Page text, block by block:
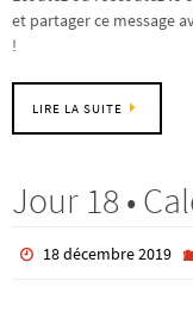
et partager ce message
!
LIRE LA SUITE
Jour 18 •
18 décembre 2019